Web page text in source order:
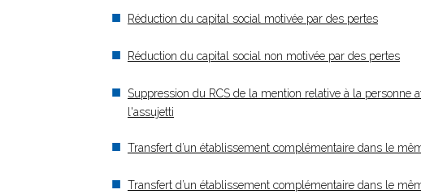
Réduction du capital social motivée par des pertes
Réduction du capital social non motivée par des pertes
Suppression du RCS de la mention relative à la
l'assujetti
Transfert d’un établissement complémentaire dans le
Transfert d’un établissement complémentaire dans le